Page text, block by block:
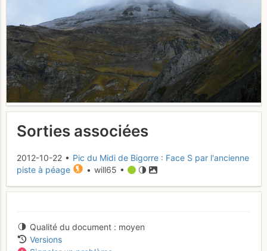
Sorties associées
2012-10-22 • Pic du Midi de Bigorre : Face S par l'ancienne
piste à péage
• will65 •
Qualité du document
moyen
Versions